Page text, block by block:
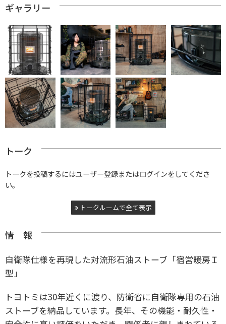
ギャラリー
トーク
トークを投稿するにはユーザー登録またはログインをしてくださ
い。
トークルームで全て表示
情 報
自衛隊仕様を再現した対流形石油ストーブ「宿営暖房Ｉ
型」
トヨトミは30年近くに渡り、防衛省に自衛隊専用の石油
ストーブを納品しています。長年、その機能・耐久性・